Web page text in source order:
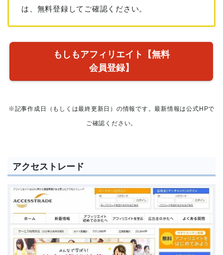
は、無料登録してご確認ください。
もしもアフィリエイト【無料
会員登録】
※記事作成日（もしくは最終更新日）の情報です。最新情報は公式HPで
ご確認ください。
アクセストレード